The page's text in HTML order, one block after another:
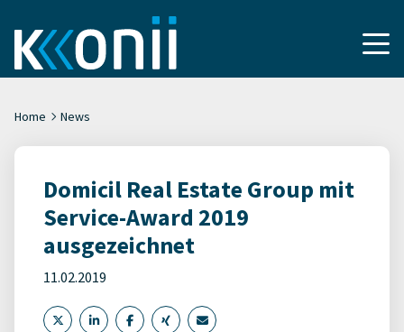
Home News
Domicil Real Estate Group mit
Service-Award 2019
ausgezeichnet
11.02.2019